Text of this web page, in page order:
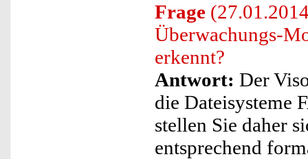
Frage
Überwachungs-
erkennt?
Antwort: Der
die Dateisysteme
stellen Sie daher
entsprechend